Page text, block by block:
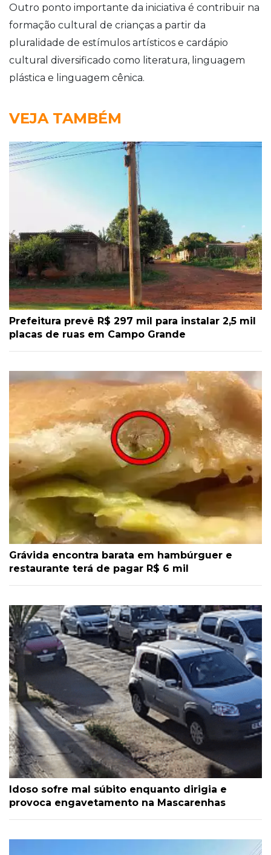
Outro ponto importante da iniciativa é contribuir na
formação cultural de crianças a partir da
pluralidade de estímulos artísticos e cardápio
cultural diversificado como literatura, linguagem
plástica e linguagem cênica.
VEJA TAMBÉM
Prefeitura prevê R$ 297 mil para instalar 2,5 mil
placas de ruas em Campo Grande
Grávida encontra barata em hambúrguer e
restaurante terá de pagar R$ 6 mil
Idoso sofre mal súbito enquanto dirigia e
provoca engavetamento na Mascarenhas